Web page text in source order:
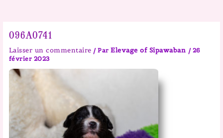
096A0741
Laisser un commentaire / ParElevage of Sipawaban / 26
février 2023